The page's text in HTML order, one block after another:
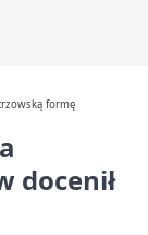
formę
docenił